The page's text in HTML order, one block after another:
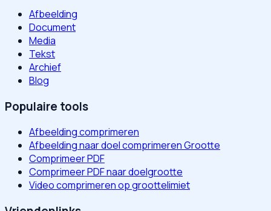
Afbeelding
Document
Media
Tekst
Archief
Blog
Populaire tools
Afbeelding comprimeren
Afbeelding naar doel comprimeren Grootte
Comprimeer PDF
Comprimeer PDF naar doelgrootte
Video comprimeren op groottelimiet